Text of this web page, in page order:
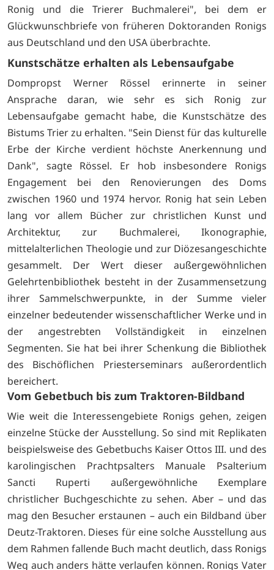
Ronig und die Trierer Buchmalerei", bei dem er
Glückwunschbriefe von früheren Doktoranden Ronigs
aus Deutschland und den USA überbrachte.
Kunstschätze erhalten als Lebensaufgabe
Dompropst Werner Rössel erinnerte in seiner
Ansprache daran, wie sehr es sich Ronig zur
Lebensaufgabe gemacht habe, die Kunstschätze des
Bistums Trier zu erhalten. "Sein Dienst für das kulturelle
Erbe der Kirche verdient höchste Anerkennung und
Dank", sagte Rössel. Er hob insbesondere Ronigs
Engagement bei den Renovierungen des Doms
zwischen 1960 und 1974 hervor. Ronig hat sein Leben
lang vor allem Bücher zur christlichen Kunst und
Architektur, zur Buchmalerei, Ikonographie,
mittelalterlichen Theologie und zur Diözesangeschichte
gesammelt. Der Wert dieser außergewöhnlichen
Gelehrtenbibliothek besteht in der Zusammensetzung
ihrer Sammelschwerpunkte, in der Summe vieler
einzelner bedeutender wissenschaftlicher Werke und in
der angestrebten Vollständigkeit in einzelnen
Segmenten. Sie hat bei ihrer Schenkung die Bibliothek
des Bischöflichen Priesterseminars außerordentlich
bereichert.
Vom Gebetbuch bis zum Traktoren-Bildband
Wie weit die Interessengebiete Ronigs gehen, zeigen
einzelne Stücke der Ausstellung. So sind mit Replikaten
beispielsweise des Gebetbuchs Kaiser Ottos III. und des
karolingischen Prachtpsalters Manuale Psalterium
Sancti Ruperti außergewöhnliche Exemplare
christlicher Buchgeschichte zu sehen. Aber – und das
mag den Besucher erstaunen – auch ein Bildband über
Deutz-Traktoren. Dieses für eine solche Ausstellung aus
dem Rahmen fallende Buch macht deutlich, dass Ronigs
Weg auch anders hätte verlaufen können. Ronigs Vater